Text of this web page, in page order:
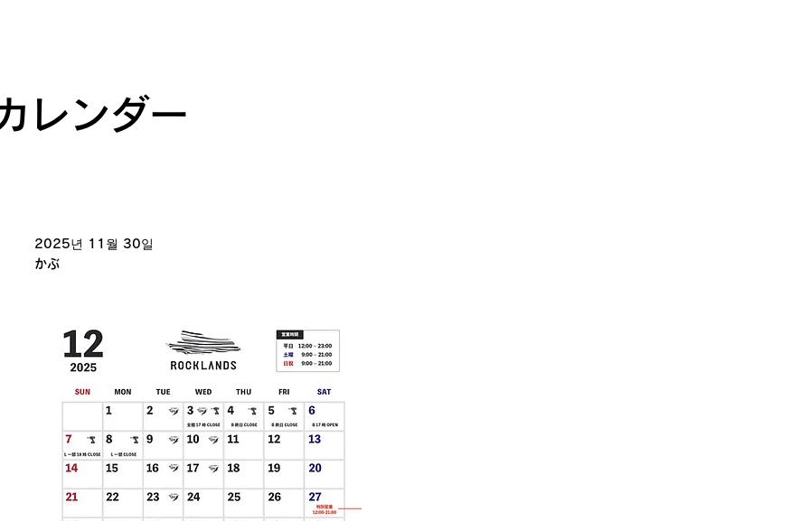
レンダー
2025년 11월 30일
かぶ